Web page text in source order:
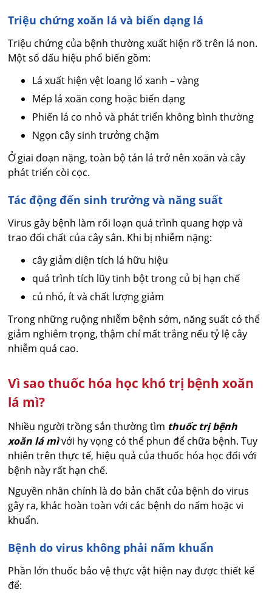
Triệu chứng xoăn lá và biến dạng lá
Triệu chứng của bệnh thường xuất hiện rõ trên lá non.
Một số dấu hiệu phổ biến gồm:
Lá xuất hiện vệt loang lổ xanh – vàng
Mép lá xoăn cong hoặc biến dạng
Phiến lá co nhỏ và phát triển không bình thường
Ngọn cây sinh trưởng chậm
Ở giai đoạn nặng, toàn bộ tán lá trở nên xoăn và cây
phát triển còi cọc.
Tác động đến sinh trưởng và năng suất
Virus gây bệnh làm rối loạn quá trình quang hợp và
trao đổi chất của cây sắn. Khi bị nhiễm nặng:
cây giảm diện tích lá hữu hiệu
quá trình tích lũy tinh bột trong củ bị hạn chế
củ nhỏ, ít và chất lượng giảm
Trong những ruộng nhiễm bệnh sớm, năng suất có thể
giảm nghiêm trọng, thậm chí mất trắng nếu tỷ lệ cây
nhiễm quá cao.
Vì sao thuốc hóa học khó trị bệnh xoăn
lá mì?
Nhiều người trồng sắn thường tìm thuốc trị bệnh
xoăn lá mìvới hy vọng có thể phun để chữa bệnh. Tuy
nhiên trên thực tế, hiệu quả của thuốc hóa học đối với
bệnh này rất hạn chế.
Nguyên nhân chính là do bản chất của bệnh do virus
gây ra, khác hoàn toàn với các bệnh do nấm hoặc vi
khuẩn.
Bệnh do virus không phải nấm khuẩn
Phần lớn thuốc bảo vệ thực vật hiện nay được thiết kế
để: